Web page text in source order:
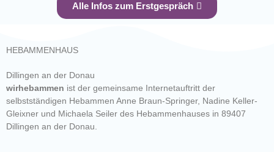
Alle Infos zum Erstgespräch
HEBAMMENHAUS
Dillingen an der Donau
wirhebammen ist der gemeinsame Internetauftritt der
selbstständigen Hebammen Anne Braun-Springer, Nadine Keller-
Gleixner und Michaela Seiler des Hebammenhauses in 89407
Dillingen an der Donau.